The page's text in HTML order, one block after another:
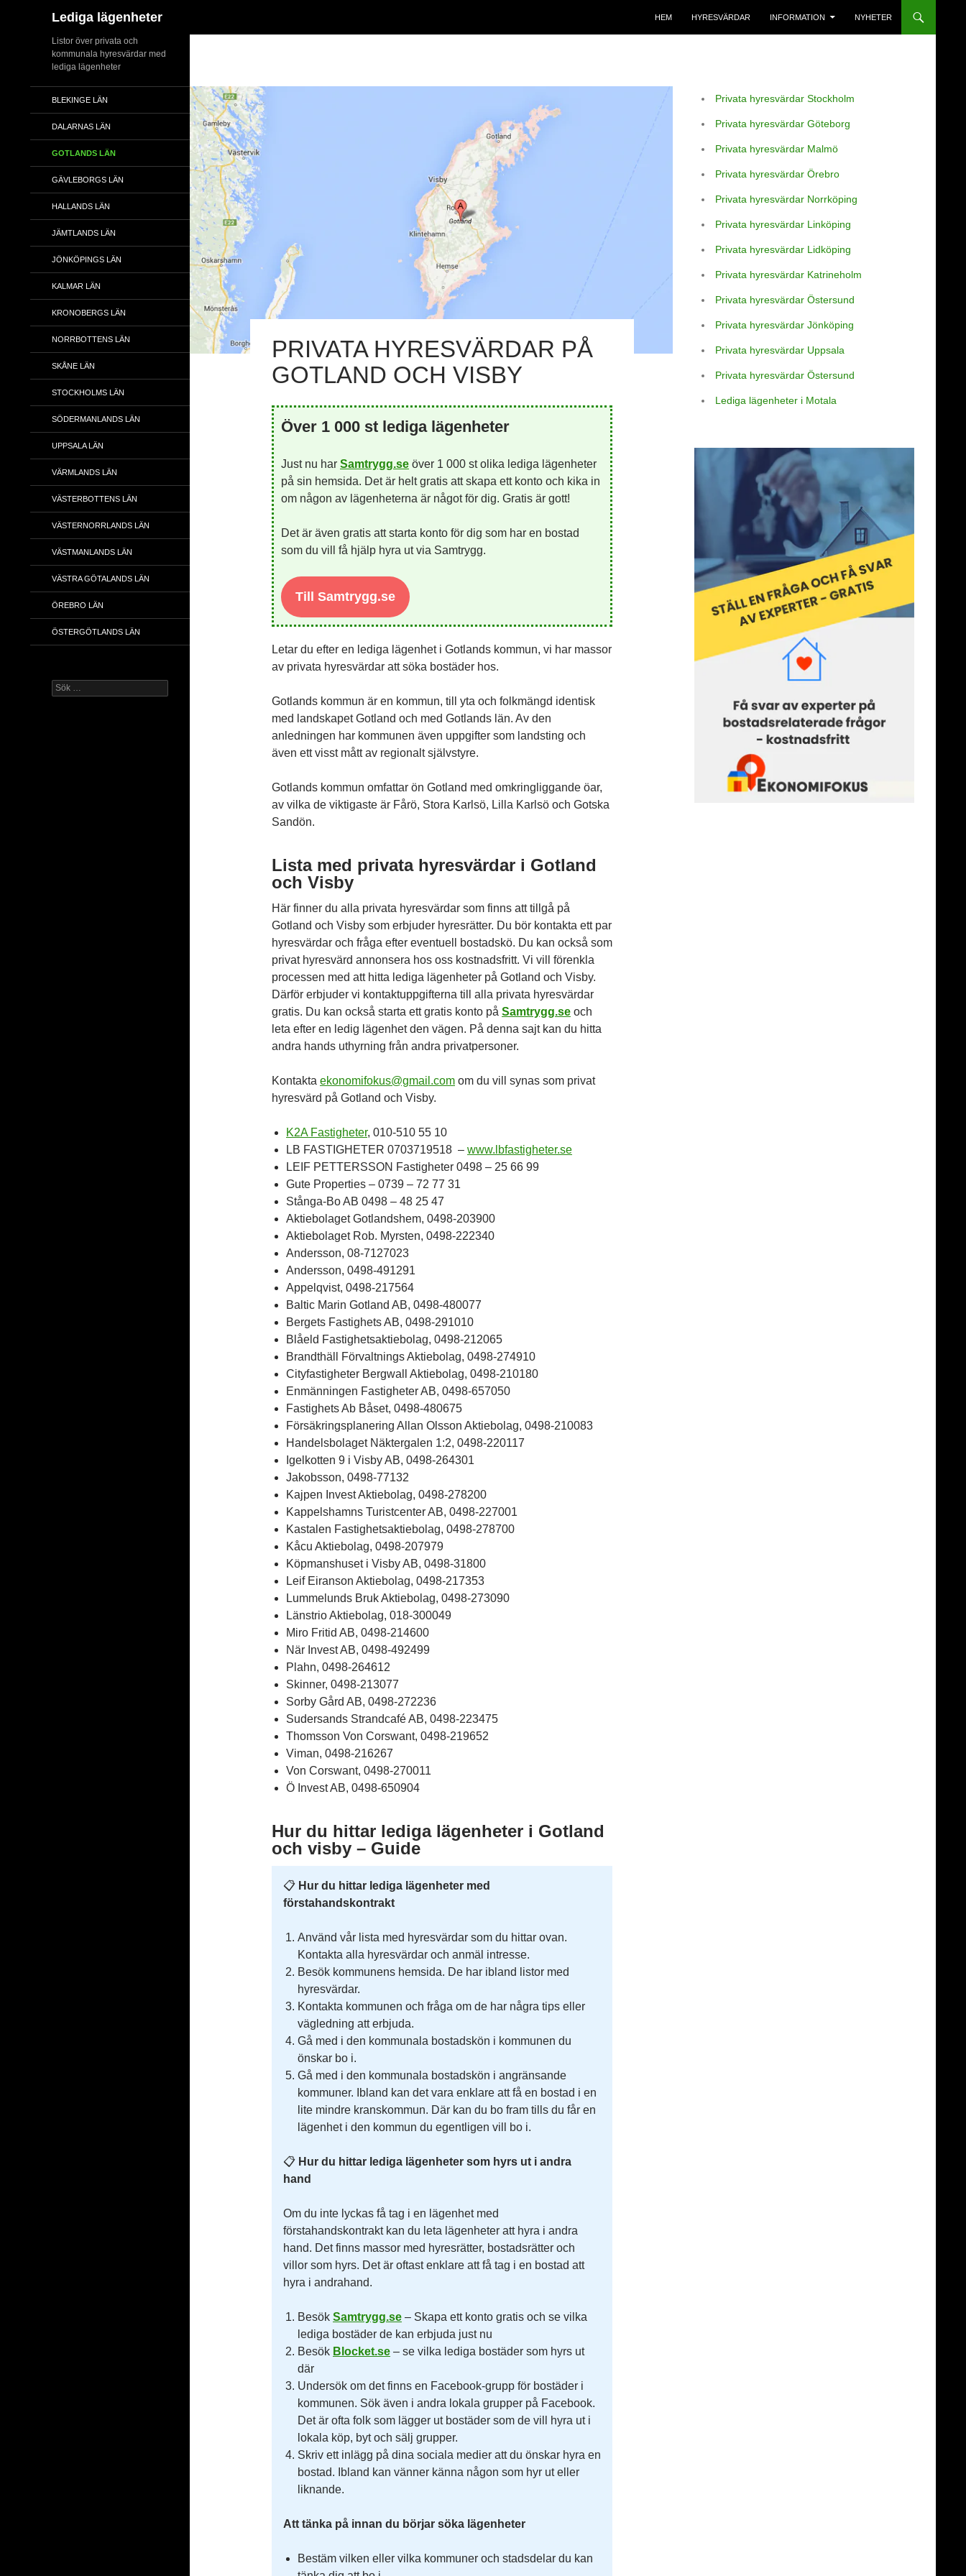
Lediga lägenheter HEM HYRESVÄRDAR INFORMATION NYHETER
PRIVATA HYRESVÄRDAR PÅ
GOTLAND OCH VISBY
Över 1 000 st lediga lägenheter
Just nu har Samtrygg.se över 1 000 st olika lediga lägenheter
på sin hemsida. Det är helt gratis att skapa ett konto och kika in
om någon av lägenheterna är något för dig. Gratis är gott!
Det är även gratis att starta konto för dig som har en bostad
som du vill få hjälp hyra ut via Samtrygg.
Till Samtrygg.se
Letar du efter en lediga lägenhet i Gotlands kommun, vi har massor
av privata hyresvärdar att söka bostäder hos.
Gotlands kommun är en kommun, till yta och folkmängd identisk
med landskapet Gotland och med Gotlands län. Av den
anledningen har kommunen även uppgifter som landsting och
även ett visst mått av regionalt självstyre.
Gotlands kommun omfattar ön Gotland med omkringliggande öar,
av vilka de viktigaste är Fårö, Stora Karlsö, Lilla Karlsö och Gotska
Sandön.
Lista med privata hyresvärdar i Gotland
och Visby
Här finner du alla privata hyresvärdar som finns att tillgå på
Gotland och Visby som erbjuder hyresrätter. Du bör kontakta ett par
hyresvärdar och fråga efter eventuell bostadskö. Du kan också som
privat hyresvärd annonsera hos oss kostnadsfritt. Vi vill förenkla
processen med att hitta lediga lägenheter på Gotland och Visby.
Därför erbjuder vi kontaktuppgifterna till alla privata hyresvärdar
gratis. Du kan också starta ett gratis konto på Samtrygg.se och
leta efter en ledig lägenhet den vägen. På denna sajt kan du hitta
andra hands uthyrning från andra privatpersoner.
Kontakta ekonomifokus@gmail.com om du vill synas som privat
hyresvärd på Gotland och Visby.
K2A Fastigheter, 010-510 55 10
LB FASTIGHETER 0703719518 – www.lbfastigheter.se
LEIF PETTERSSON Fastigheter 0498 – 25 66 99
Gute Properties – 0739 – 72 77 31
Stånga-Bo AB 0498 – 48 25 47
Aktiebolaget Gotlandshem, 0498-203900
Aktiebolaget Rob. Myrsten, 0498-222340
Andersson, 08-7127023
Andersson, 0498-491291
Appelqvist, 0498-217564
Baltic Marin Gotland AB, 0498-480077
Bergets Fastighets AB, 0498-291010
Blåeld Fastighetsaktiebolag, 0498-212065
Brandthäll Förvaltnings Aktiebolag, 0498-274910
Cityfastigheter Bergwall Aktiebolag, 0498-210180
Enmänningen Fastigheter AB, 0498-657050
Fastighets Ab Båset, 0498-480675
Försäkringsplanering Allan Olsson Aktiebolag, 0498-210083
Handelsbolaget Näktergalen 1:2, 0498-220117
Igelkotten 9 i Visby AB, 0498-264301
Jakobsson, 0498-77132
Kajpen Invest Aktiebolag, 0498-278200
Kappelshamns Turistcenter AB, 0498-227001
Kastalen Fastighetsaktiebolag, 0498-278700
Kåcu Aktiebolag, 0498-207979
Köpmanshuset i Visby AB, 0498-31800
Leif Eiranson Aktiebolag, 0498-217353
Lummelunds Bruk Aktiebolag, 0498-273090
Länstrio Aktiebolag, 018-300049
Miro Fritid AB, 0498-214600
När Invest AB, 0498-492499
Plahn, 0498-264612
Skinner, 0498-213077
Sorby Gård AB, 0498-272236
Sudersands Strandcafé AB, 0498-223475
Thomsson Von Corswant, 0498-219652
Viman, 0498-216267
Von Corswant, 0498-270011
Ö Invest AB, 0498-650904
Hur du hittar lediga lägenheter i Gotland
och visby – Guide
📋 Hur du hittar lediga lägenheter med
förstahandskontrakt
Använd vår lista med hyresvärdar som du hittar ovan.
Kontakta alla hyresvärdar och anmäl intresse.
Besök kommunens hemsida. De har ibland listor med
hyresvärdar.
Kontakta kommunen och fråga om de har några tips eller
vägledning att erbjuda.
Gå med i den kommunala bostadskön i kommunen du
önskar bo i.
Gå med i den kommunala bostadskön i angränsande
kommuner. Ibland kan det vara enklare att få en bostad i en
lite mindre kranskommun. Där kan du bo fram tills du får en
lägenhet i den kommun du egentligen vill bo i.
📋 Hur du hittar lediga lägenheter som hyrs ut i andra
hand
Om du inte lyckas få tag i en lägenhet med
förstahandskontrakt kan du leta lägenheter att hyra i andra
hand. Det finns massor med hyresrätter, bostadsrätter och
villor som hyrs. Det är oftast enklare att få tag i en bostad att
hyra i andrahand.
Besök Samtrygg.se – Skapa ett konto gratis och se vilka
lediga bostäder de kan erbjuda just nu
Besök Blocket.se – se vilka lediga bostäder som hyrs ut
där
Undersök om det finns en Facebook-grupp för bostäder i
kommunen. Sök även i andra lokala grupper på Facebook.
Det är ofta folk som lägger ut bostäder som de vill hyra ut i
lokala köp, byt och sälj grupper.
Skriv ett inlägg på dina sociala medier att du önskar hyra en
bostad. Ibland kan vänner känna någon som hyr ut eller
liknande.
Att tänka på innan du börjar söka lägenheter
Bestäm vilken eller vilka kommuner och stadsdelar du kan
Privata hyresvärdar Stockholm
Privata hyresvärdar Göteborg
Privata hyresvärdar Malmö
Privata hyresvärdar Örebro
Privata hyresvärdar Norrköping
Privata hyresvärdar Linköping
Privata hyresvärdar Lidköping
Privata hyresvärdar Katrineholm
Privata hyresvärdar Östersund
Privata hyresvärdar Jönköping
Privata hyresvärdar Uppsala
Privata hyresvärdar Östersund
Lediga lägenheter i Motala
Listor över privata och
kommunala hyresvärdar med
lediga lägenheter
BLEKINGE LÄN
DALARNAS LÄN
GOTLANDS LÄN
GÄVLEBORGS LÄN
HALLANDS LÄN
JÄMTLANDS LÄN
JÖNKÖPINGS LÄN
KALMAR LÄN
KRONOBERGS LÄN
NORRBOTTENS LÄN
SKÅNE LÄN
STOCKHOLMS LÄN
SÖDERMANLANDS LÄN
UPPSALA LÄN
VÄRMLANDS LÄN
VÄSTERBOTTENS LÄN
VÄSTERNORRLANDS LÄN
VÄSTMANLANDS LÄN
VÄSTRA GÖTALANDS LÄN
ÖREBRO LÄN
ÖSTERGÖTLANDS LÄN
Sök
efter: